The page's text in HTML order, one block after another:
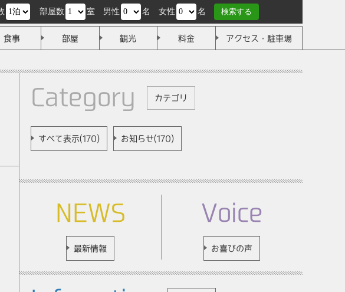
部屋数 室 男性 名 女性 名 検索する
食事 部屋 観光 料金 アクセス・駐車場
Category カテゴリ
すべて表示(170) お知らせ(170)
NEWS
最新情報
Voice
お喜びの声